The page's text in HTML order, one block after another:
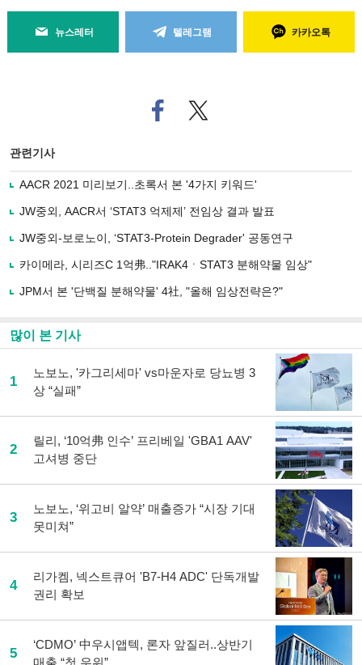
뉴스레터 텔레그램 카카오톡
페
이
로
기
사
유
기
트위
터로
관련기사
AACR 2021 미리보기..초록서 본 '4가지 키워드'
JW중외, AACR서 ‘STAT3 억제제’ 전임상 결과 발표
JW중외-보로노이, ‘STAT3-Protein Degrader' 공동연구
카이메라, 시리즈C 1억弗.."IRAK4ㆍSTAT3 분해약물 임상"
JPM서 본 '단백질 분해약물' 4社, "올해 임상전략은?"
많이 본 기사
1
노보노, '카그리세마' vs마운자로 당뇨병 3
상 “실패”
2
릴리, ‘10억弗 인수’ 프리베일 'GBA1 AAV'
고셔병 중단
3
노보노, ‘위고비 알약’ 매출증가 “시장 기대
못미쳐”
4
리가켐, 넥스트큐어 'B7-H4 ADC' 단독개발
권리 확보
5
‘CDMO’ 中우시앱텍, 론자 앞질러..상반기
매출 “첫 우위”